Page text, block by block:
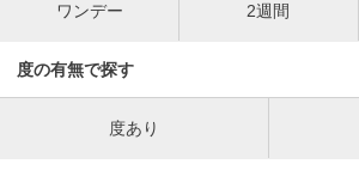
ワンデー 2週間
度の有無で探す
度あり